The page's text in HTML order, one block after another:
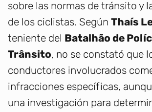
sobre las normas de tránsito y
de los ciclistas. Según Thaís
teniente del Batalhão de
Trânsito, no se constató que
conductores involucrados
infracciones específicas,
una investigación para